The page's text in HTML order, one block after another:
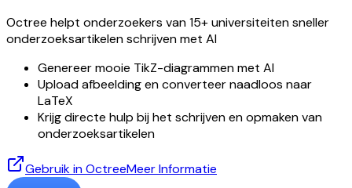
Octree helpt onderzoekers van 15+ universiteiten sneller
onderzoeksartikelen schrijven met AI
Genereer mooie TikZ-diagrammen met AI
Upload afbeelding en converteer naadloos naar
LaTeX
Krijg directe hulp bij het schrijven en opmaken van
onderzoeksartikelen
Gebruik in OctreeMeer Informatie